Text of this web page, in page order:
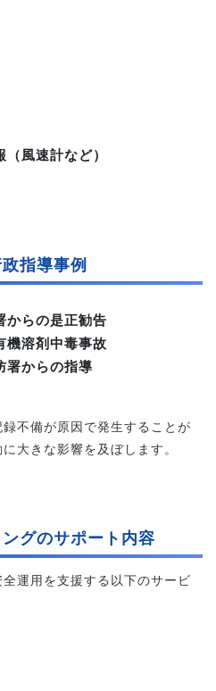
風速計など）
指導事例
からの是正勧告
機溶剤中毒事故
署からの指導
不備が原因で発生することが
大きな影響を及ぼします。
グのサポート内容
運用を支援する以下のサービ